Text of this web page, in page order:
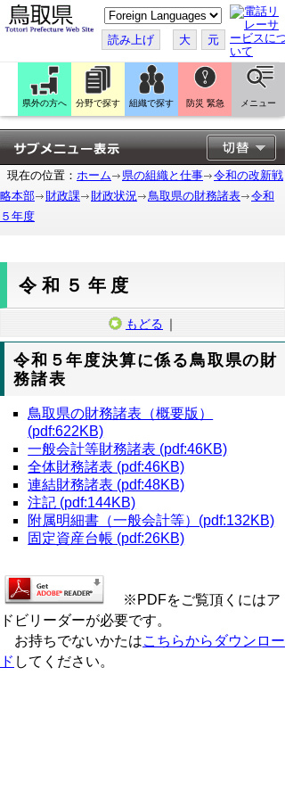
こ
の
ペ
ー
ジ
翻
訳
す
る
読み上げ 大 元
県外の方へ 分野で探す 組織で探す 防災 緊急 メニュー
現在の位置： ホーム 県の組織と仕事
令和の改新戦
略本部
財政課 財政状況 鳥取県の財務諸表
令和
５年度
令和５年度
もどる ｜
令和５年度決算に係る鳥取県の財
務諸表
鳥取県の財務諸表（概要版）
(pdf:622KB)
一般会計等財務諸表 (pdf:46KB)
全体財務諸表 (pdf:46KB)
連結財務諸表 (pdf:48KB)
注記 (pdf:144KB)
附属明細書（一般会計等）(pdf:132KB)
固定資産台帳 (pdf:26KB)
※PDFをご覧頂くにはア
ドビリーダーが必要です。
お持ちでないかたはこちらからダウンロー
ド してください。